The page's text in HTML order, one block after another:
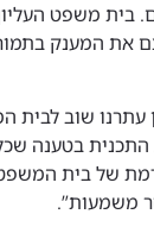
בית משפט
את המענק
שוב לבית
בטענה
של בית
משמעות”.